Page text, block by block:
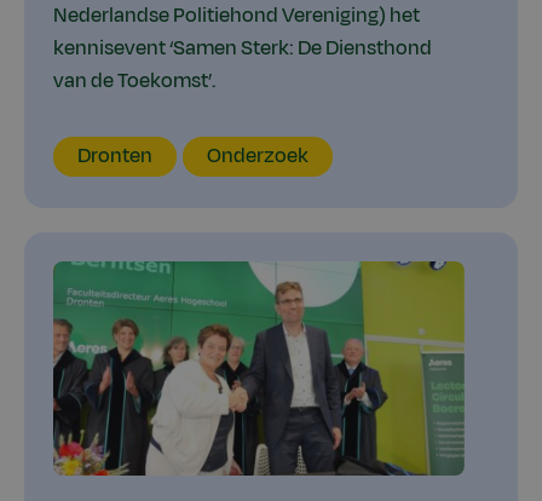
Nederlandse Politiehond Vereniging) het
kennisevent ‘Samen Sterk: De Diensthond
van de Toekomst’.
Locatie
Dronten Thema
Onderzoek